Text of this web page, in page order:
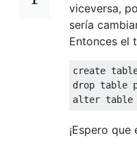
viceversa,
sería
Entonces el
create
drop table
alter table
¡Espero